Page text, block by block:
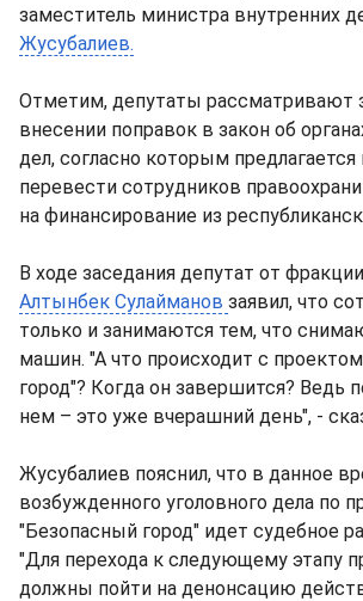
заместитель министра внутренних
Жусубалиев.
Отметим, депутаты рассматривают
внесении поправок в закон об
дел, согласно которым
перевести сотрудников
на финансирование из
В ходе заседания депутат от
Алтынбек Сулайманов заявил, что
только и занимаются тем, что
машин. "А что происходит с
город"? Когда он завершится? Ведь
нем – это уже вчерашний день", -
Жусубалиев пояснил, что в данное
возбужденного уголовного дела по
"Безопасный город" идет судебное
"Для перехода к следующему этапу
должны пойти на денонсацию